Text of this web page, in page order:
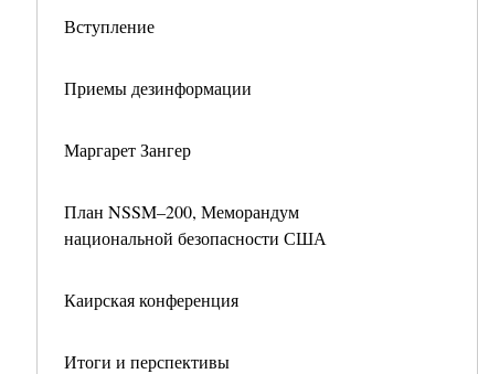
Вступление
Приемы дезинформации
Маргарет Зангер
План NSSM–200, Меморандум
национальной безопасности США
Каирская конференция
Итоги и перспективы